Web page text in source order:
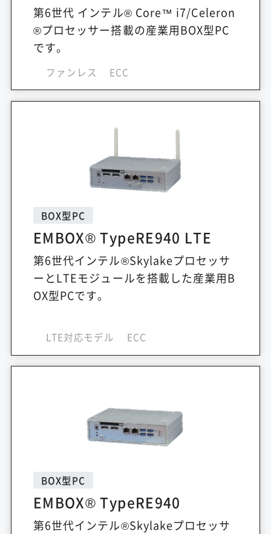
第6世代 インテル® Core™ i7/Celeron
®プロセッサー搭載の産業用BOX型PC
です。
ファンレス ECC
BOX型PC
EMBOX® TypeRE940 LTE
第6世代インテル®Skylakeプロセッサ
ーとLTEモジュールを搭載した産業用B
OX型PCです。
LTE対応モデル ECC
BOX型PC
EMBOX® TypeRE940
第6世代インテル®Skylakeプロセッサ